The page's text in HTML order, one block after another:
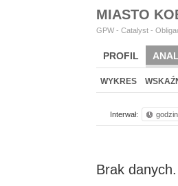
MIASTO
GPW - Catalyst -
PROFIL
WYKRES
Interwał:
Brak danych.